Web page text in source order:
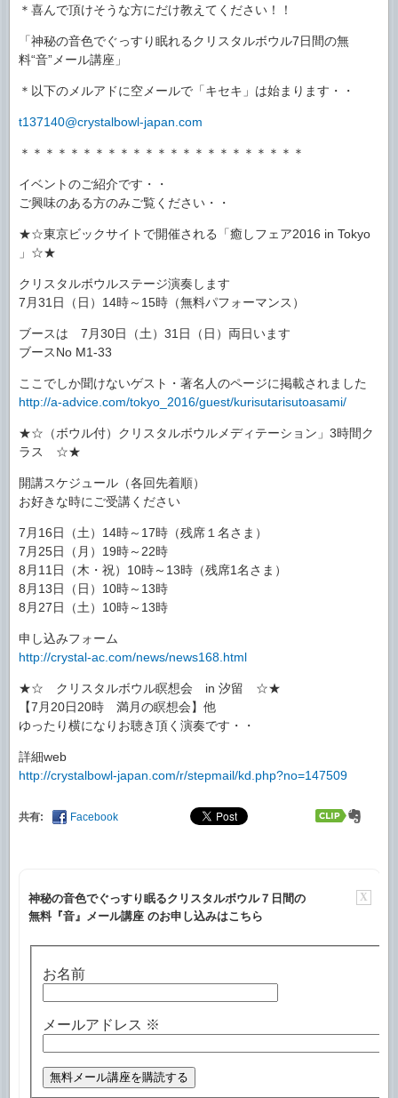
＊喜んで頂けそうな方にだけ教えてください！！
「神秘の音色でぐっすり眠れるクリスタルボウル7日間の無
料“音”メール講座」
＊以下のメルアドに空メールで「キセキ」は始まります・・
t137140@crystalbowl-japan.com
＊＊＊＊＊＊＊＊＊＊＊＊＊＊＊＊＊＊＊＊＊＊＊
イベントのご紹介です・・
ご興味のある方のみご覧ください・・
★☆東京ビックサイトで開催される「癒しフェア2016 in Tokyo
」☆★
クリスタルボウルステージ演奏します
7月31日（日）14時～15時（無料パフォーマンス）
ブースは 7月30日（土）31日（日）両日います
ブースNo M1-33
ここでしか聞けないゲスト・著名人のページに掲載されました
http://a-advice.com/tokyo_2016/guest/kurisutarisutoasami/
★☆（ボウル付）クリスタルボウルメディテーション」3時間ク
ラス ☆★
開講スケジュール（各回先着順）
お好きな時にご受講ください
7月16日（土）14時～17時（残席１名さま）
7月25日（月）19時～22時
8月11日（木・祝）10時～13時（残席1名さま）
8月13日（日）10時～13時
8月27日（土）10時～13時
申し込みフォーム
http://crystal-ac.com/news/news168.html
★☆ クリスタルボウル瞑想会 in 汐留 ☆★
【7月20日20時 満月の瞑想会】他
ゆったり横になりお聴き頂く演奏です・・
詳細web
http://crystalbowl-japan.com/r/stepmail/kd.php?no=147509
共有: Facebook
X
神秘の音色でぐっすり眠るクリスタルボウル７日間の
無料『音』メール講座 のお申し込みはこちら
お名前
メールアドレス ※